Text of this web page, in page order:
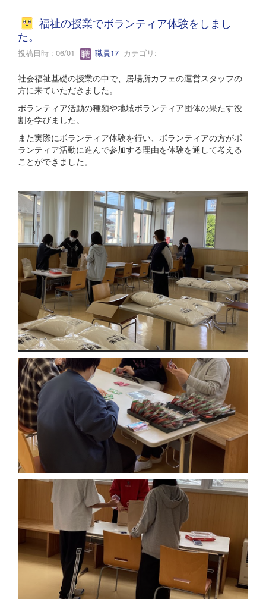
福祉の授業でボランティア体験をしまし
た。
投稿日時 : 06/01 職員17 カテゴリ:
社会福祉基礎の授業の中で、居場所カフェの運営スタッフの
方に来ていただきました。
ボランティア活動の種類や地域ボランティア団体の果たす役
割を学びました。
また実際にボランティア体験を行い、ボランティアの方がボ
ランティア活動に進んで参加する理由を体験を通して考える
ことができました。